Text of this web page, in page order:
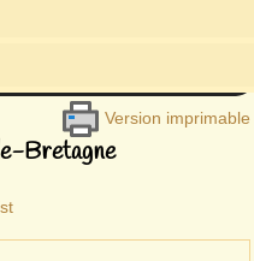
Version imprimable
Bretagne